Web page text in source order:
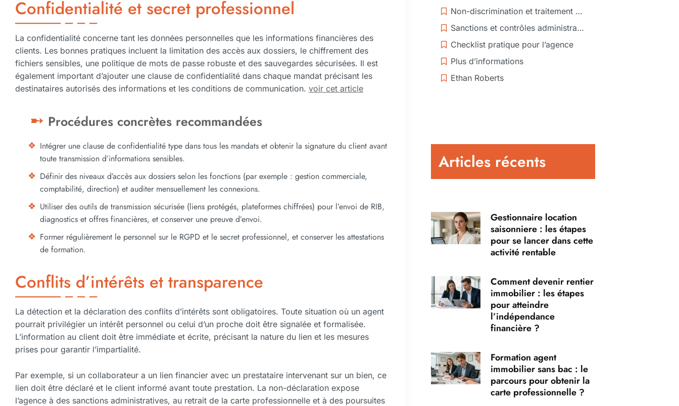
Confidentialité et secret professionnel
La confidentialité concerne tant les données personnelles que les informations financières des
clients. Les bonnes pratiques incluent la limitation des accès aux dossiers, le chiffrement des
fichiers sensibles, une politique de mots de passe robuste et des sauvegardes sécurisées. Il est
également important d’ajouter une clause de confidentialité dans chaque mandat précisant les
destinataires autorisés des informations et les conditions de communication. voir cet article
Procédures concrètes recommandées
Intégrer une clause de confidentialité type dans tous les mandats et obtenir la signature du client avant
toute transmission d’informations sensibles.
Définir des niveaux d’accès aux dossiers selon les fonctions (par exemple : gestion commerciale,
comptabilité, direction) et auditer mensuellement les connexions.
Utiliser des outils de transmission sécurisée (liens protégés, plateformes chiffrées) pour l’envoi de RIB,
diagnostics et offres financières, et conserver une preuve d’envoi.
Former régulièrement le personnel sur le RGPD et le secret professionnel, et conserver les attestations
de formation.
Conflits d’intérêts et transparence
La détection et la déclaration des conflits d’intérêts sont obligatoires. Toute situation où un agent
pourrait privilégier un intérêt personnel ou celui d’un proche doit être signalée et formalisée.
L’information au client doit être immédiate et écrite, précisant la nature du lien et les mesures
prises pour garantir l’impartialité.
Par exemple, si un collaborateur a un lien financier avec un prestataire intervenant sur un bien, ce
lien doit être déclaré et le client informé avant toute prestation. La non-déclaration expose
l’agence à des sanctions administratives, au retrait de la carte professionnelle et à des poursuites
Non-discrimination et traitement équitable
Sanctions et contrôles administratifs
Checklist pratique pour l’agence
Plus d’informations
Ethan Roberts
Articles récents
Gestionnaire location
saisonniere : les étapes
pour se lancer dans cette
activité rentable
Comment devenir rentier
immobilier : les étapes
pour atteindre
l’indépendance
financière ?
Formation agent
immobilier sans bac : le
parcours pour obtenir la
carte professionnelle ?